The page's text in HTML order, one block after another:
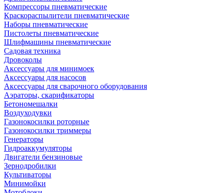
Компрессоры пневматические
Краскораспылители пневматические
Наборы пневматические
Пистолеты пневматические
Шлифмашины пневматические
Садовая техника
Дровоколы
Аксессуары для минимоек
Аксессуары для насосов
Аксессуары для сварочного оборудования
Аэраторы, скарификаторы
Бетономешалки
Воздуходувки
Газонокосилки роторные
Газонокосилки триммеры
Генераторы
Гидроаккумуляторы
Двигатели бензиновые
Зернодробилки
Культиваторы
Минимойки